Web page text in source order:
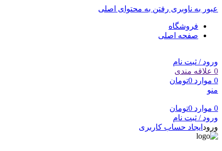
عبور به ناوبری رفتن به محتوای اصلی
فروشگاه
صفحه اصلی
ورود / ثبت نام
0 علاقه مندی
0 موارد 0تومان
منو
0 موارد 0تومان
ورود / ثبت نام
ورود ایجاد حساب کاربری